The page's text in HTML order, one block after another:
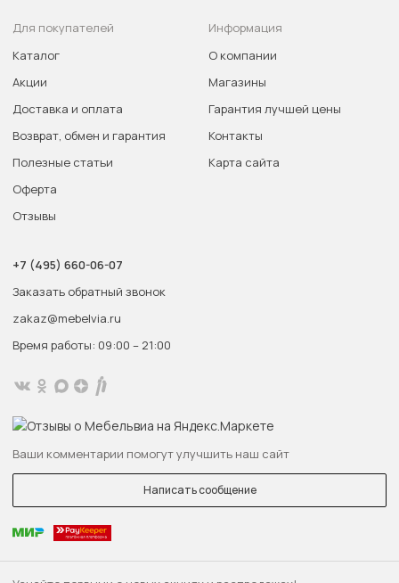
Для покупателей
Каталог
Акции
Доставка и оплата
Возврат, обмен и гарантия
Полезные статьи
Оферта
Отзывы
Информация
О компании
Магазины
Гарантия лучшей цены
Контакты
Карта сайта
+7 (495) 660-06-07
Заказать обратный звонок
zakaz@mebelvia.ru
Время работы: 09:00 – 21:00
Ваши комментарии помогут улучшить наш сайт
Написать сообщение